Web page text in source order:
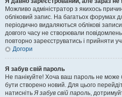
Можливо адміністратор з якихось
обліковий запис. На багатьох форумах
періодично видаляються облікові
довгого часу не створювали
повторно зареєструватись і прийняти
Догори
Я забув свій пароль
Не панікуйте! Хоча ваш пароль не може
бути створено новий. Для цього
натиснітьЯ забув свій пароль,